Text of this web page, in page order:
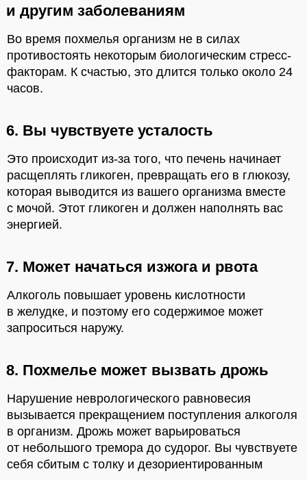
и другим заболеваниям
Во время похмелья организм не в силах
противостоять некоторым биологическим стресс-
факторам. К счастью, это длится только около 24
часов.
6. Вы чувствуете усталость
Это происходит из-за того, что печень начинает
расщеплять гликоген, превращать его в глюкозу,
которая выводится из вашего организма вместе
с мочой. Этот гликоген и должен наполнять вас
энергией.
7. Может начаться изжога и рвота
Алкоголь повышает уровень кислотности
в желудке, и поэтому его содержимое может
запроситься наружу.
8. Похмелье может вызвать дрожь
Нарушение неврологического равновесия
вызывается прекращением поступления алкоголя
в организм. Дрожь может варьироваться
от небольшого тремора до судорог. Вы чувствуете
себя сбитым с толку и дезориентированным